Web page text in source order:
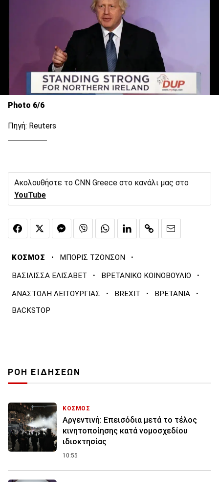
Photo 6/6
Πηγή: Reuters
Ακολουθήστε το CNN Greece στο κανάλι μας στο
YouTube
ΚΟΣΜΟΣ · ΜΠΟΡΙΣ ΤΖΟΝΣΟΝ ·
ΒΑΣΙΛΙΣΣΑ ΕΛΙΣΑΒΕΤ · ΒΡΕΤΑΝΙΚΟ ΚΟΙΝΟΒΟΥΛΙΟ ·
ΑΝΑΣΤΟΛΗ ΛΕΙΤΟΥΡΓΙΑΣ · BREXIT · ΒΡΕΤΑΝΙΑ ·
BACKSTOP
ΡΟΗ ΕΙΔΗΣΕΩΝ
ΚΟΣΜΟΣ
Αργεντινή: Επεισόδια μετά το τέλος
κινητοποίησης κατά νομοσχεδίου
ιδιοκτησίας
10:55